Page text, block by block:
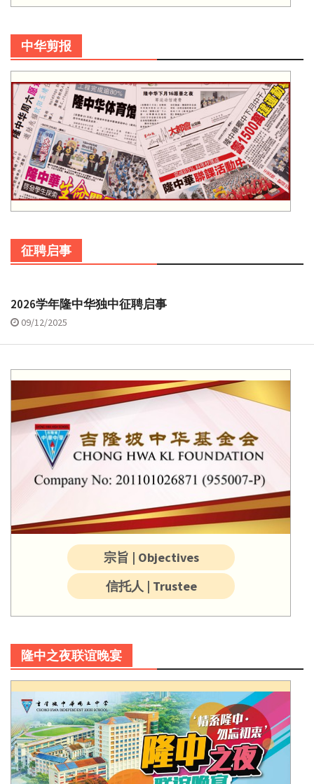
中华剪报
征聘启事
2026学年隆中华独中征聘启事
09/12/2025
宗旨 | Objectives
信托人 | Trustee
隆中之夜联谊晚宴